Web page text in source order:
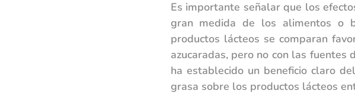
Es importante señalar que los
gran medida de los alimentos o
productos lácteos se comparan
azucaradas, pero no con las fuentes
ha establecido un beneficio claro
grasa sobre los productos lácteos